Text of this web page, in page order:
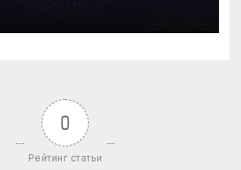
0
Рейтинг статьи